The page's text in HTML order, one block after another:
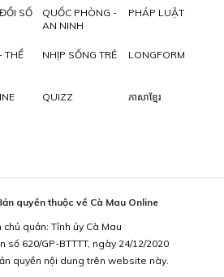
SỐ
QUỐC PHÒNG -
AN NINH
PHÁP LUẬT
THỂ
NHỊP SỐNG TRẺ LONGFORM
QUIZZ ភាសាខ្មែរ
quyền thuộc về Cà Mau Online
chủ quản: Tỉnh ủy Cà Mau
số 620/GP-BTTTT, ngày 24/12/2020
quyền nội dung trên website này.